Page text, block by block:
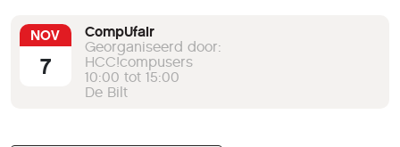
NOV
7
CompUfair
Georganiseerd door:
HCC!compusers
10:00 tot 15:00
De Bilt